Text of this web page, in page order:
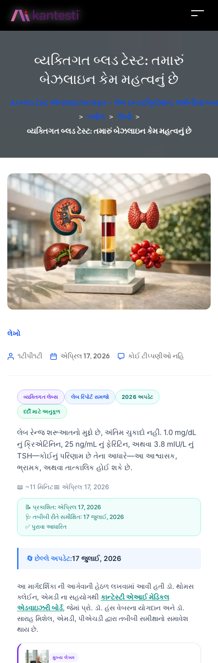
વ્યક્તિગત બ્લડ ટેસ્ટ: તમારું
બેઝલાઇન કેમ મહત્વનું છે
AI બ્લડ ટેસ્ટ એનાલાઇઝર મફત - લેબ ઇન્ટરપ્રિટેશન, જર્મનીમાં
> બ્લોગ > લેખો >
વ્યક્તિગત બ્લડ ટેસ્ટ: તમારું બેઝલાઇન કેમ મહત્વનું છે
લેખો
૧ટીપી૧ટી એપ્રિલ 17, 2026 કોઈ ટીપ્પણીઓ નહિ
વ્યક્તિગત લેબ્સ લેબ રિપોર્ટ સમજો 2026 અપડેટ
દર્દી માટે અનુકૂળ
લેબ રેન્જ શરૂઆતનો મુદ્દો છે, અંતિમ ચુકાદો નહીં. 1.0 mg/dL
નું ક્રિએટિનિન, 25 ng/mL નું ફેરિટિન, અથવા 3.8 mIU/L નું
TSH—કોઈનું પરિણામ છે તેના આધારે—આ આશ્વાસક,
ભ્રામક, અથવા તાત્કાલિક હોઈ શકે છે.
📖 ~11 મિનિટ📅 એપ્રિલ 17, 2026
📝 પ્રકાશિત: એપ્રિલ 17, 2026
🩺 તબીબી રીતે સમીક્ષિત: 17 જુલાઈ, 2026
✅ પુરાવા આધારિત
🔄 છેલ્લે અપડેટ:17 જુલાઈ, 2026
આ માર્ગદર્શિકા ની આગેવાની હેઠળ લખવામાં આવી હતી ડૉ. થોમસ
ક્લેઈન, એમડી ના સહયોગથી કાન્ટેસ્ટી એઆઈ મેડિકલ
એડવાઇઝરી બોર્ડ, જેમાં પ્રો. ડૉ. હંસ વેબરના યોગદાન અને ડૉ.
સારાહ મિશેલ, એમડી, પીએચડી દ્વારા તબીબી સમીક્ષાનો સમાવેશ
થાય છે.
મુખ્ય લેખક